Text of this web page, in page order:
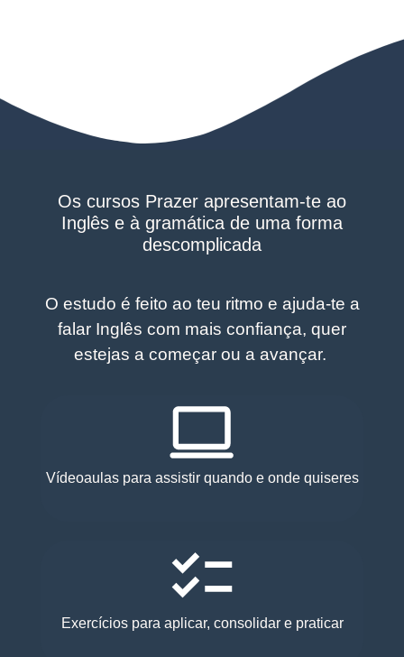
Os cursos Prazer apresentam-te ao
Inglês e à gramática de uma forma
descomplicada
O estudo é feito ao teu ritmo e ajuda-te a
falar Inglês com mais confiança, quer
estejas a começar ou a avançar.
Vídeoaulas para assistir quando e onde quiseres
Exercícios para aplicar, consolidar e praticar